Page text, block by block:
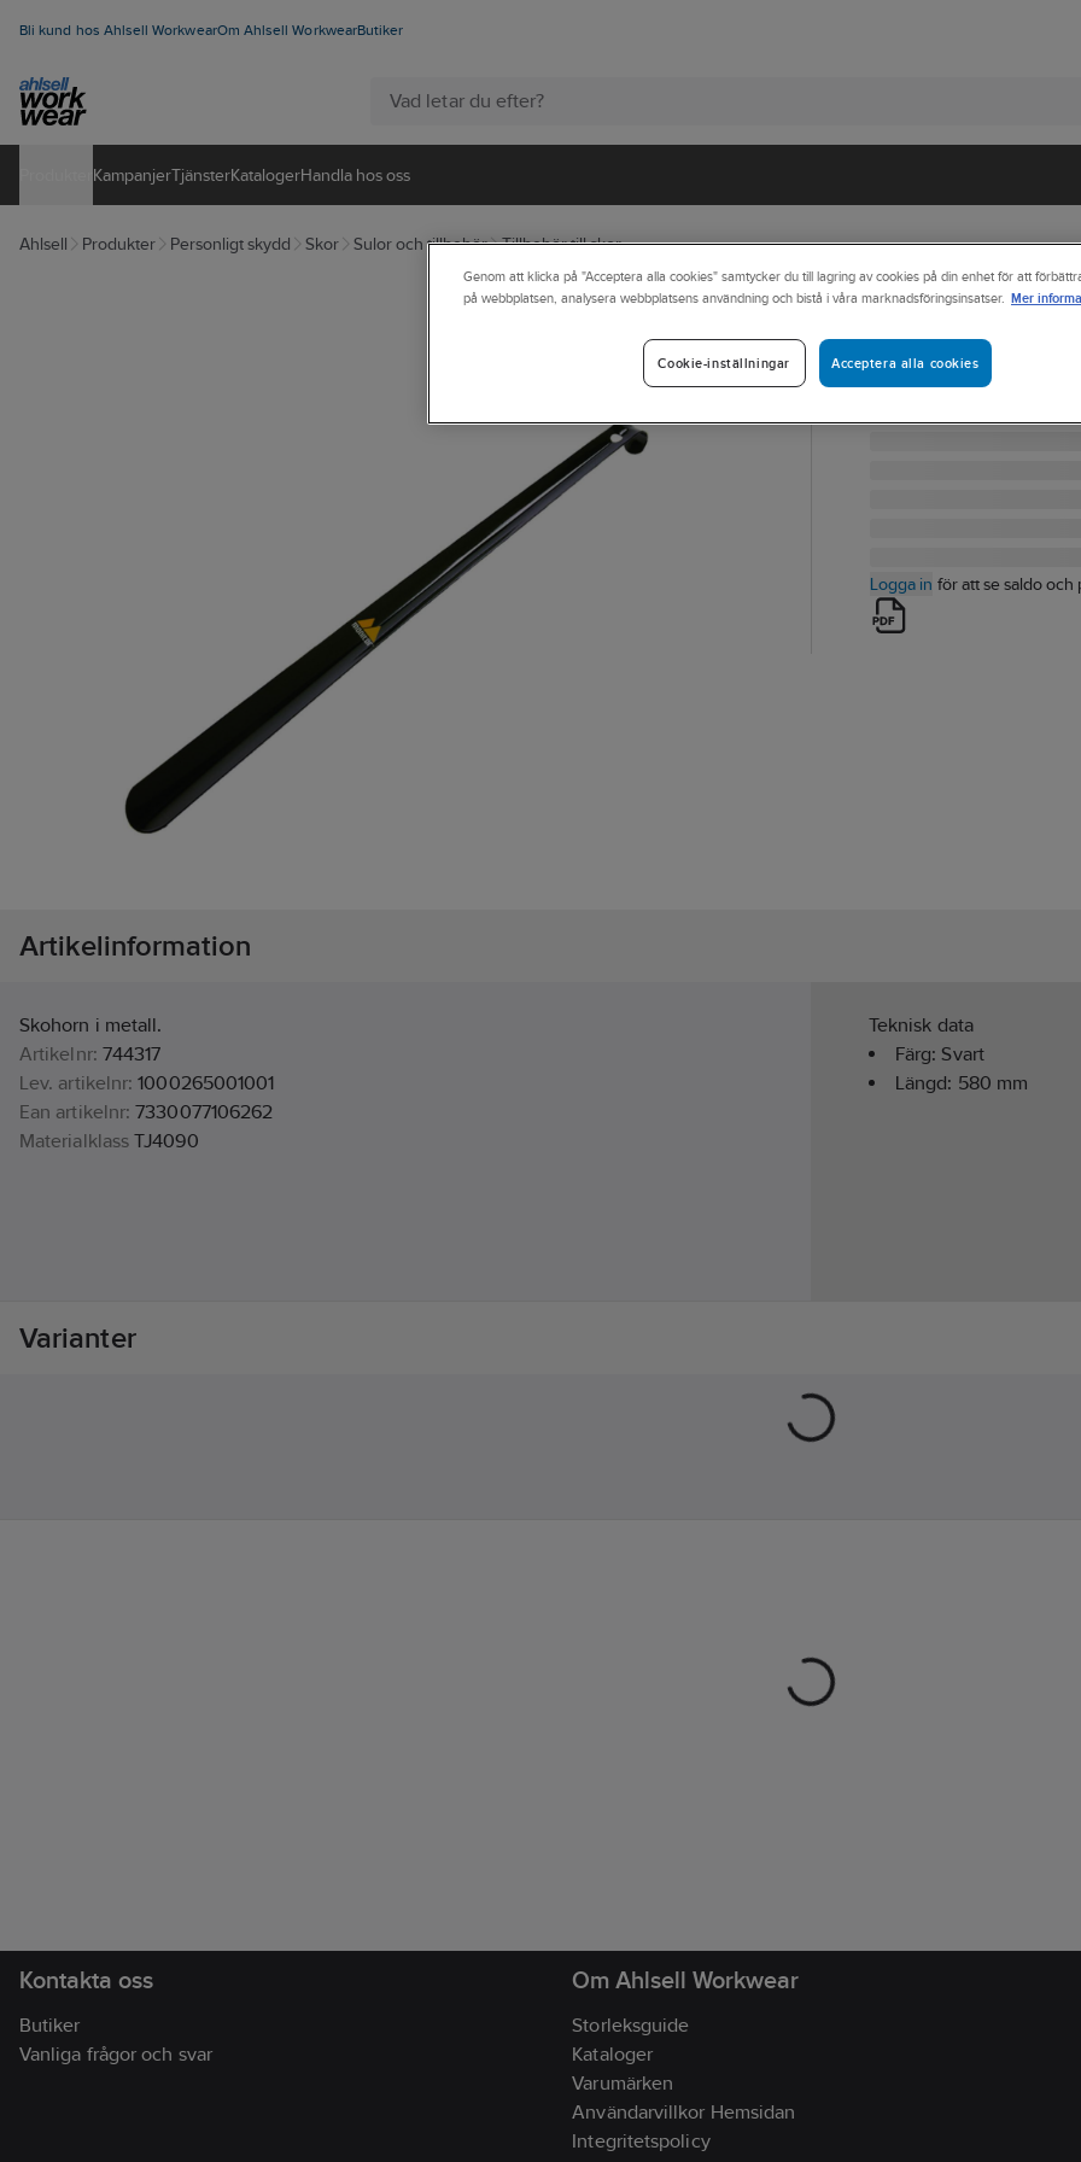
Bli kund hos Ahlsell WorkwearOm Ahlsell WorkwearButiker
KampanjerTjänsterKatalogerHandla hos oss
Ahlsell Produkter Personligt skydd Skor Sulor och tillbehör Tillbehör till skor
MONITOR
Skohorn
SKOHORN MONITOR
Logga in för att se saldo och
Artikelinformation
Skohorn i metall.
Artikelnr: 744317
Lev. artikelnr: 1000265001001
Ean artikelnr: 7330077106262
Materialklass TJ4090
Teknisk data
Färg:Svart
Längd: 580 mm
Varianter
Kontakta oss
Butiker
Vanliga frågor och svar
Om Ahlsell Workwear
Storleksguide
Kataloger
Varumärken
Användarvillkor Hemsidan
Integritetspolicy
Genom att klicka på "Acceptera alla cookies" samtycker du till lagring av cookies på din enhet för att
på webbplatsen, analysera webbplatsens användning och bistå i våra marknadsföringsinsatser. Mer
Acceptera alla cookies
Cookie-inställningar